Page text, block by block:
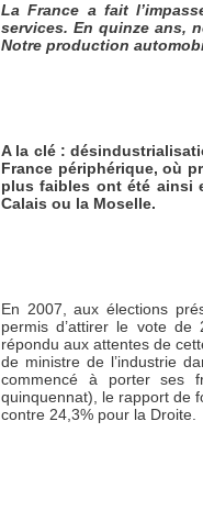
La France a fait
services. En quinze ans,
Notre production
A la clé :
France périphérique, où
plus faibles ont été ainsi
Calais ou la Moselle.
En 2007, aux élections
permis d’attirer le vote de
répondu aux attentes de
de ministre de l’industrie
commencé à porter ses
quinquennat), le rapport de
contre 24,3% pour la Droite.